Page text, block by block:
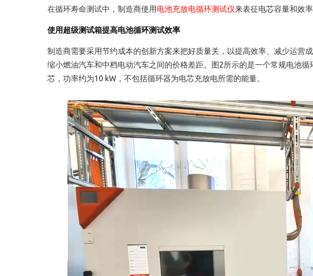
在循环寿命测试中，制造商使用电池充放电循环测试仪来表征电芯容量和效
使用超级测试箱提高电池循环测试效率
制造商需要采用节约成本的创新方案来把好质量关，以提高效率、减少运营
缩小燃油汽车和中档电动汽车之间的价格差距。图2所示的是一个常规电池
芯，功率约为10 kW，不包括循环器为电芯充放电所需的能量。